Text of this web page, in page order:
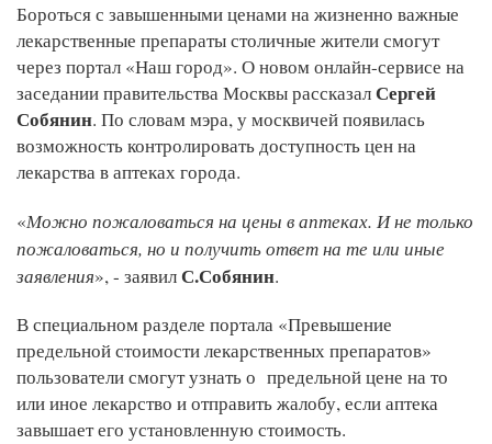
Бороться с завышенными ценами на жизненно важные
лекарственные препараты столичные жители смогут
через портал «Наш город». О новом онлайн-сервисе на
заседании правительства Москвы рассказалСергей
Собянин. По словам мэра, у москвичей появилась
возможность контролировать доступность цен на
лекарства в аптеках города.
«Можно пожаловаться на цены в аптеках. И не только
пожаловаться, но и получить ответ на те или иные
заявления», - заявилС.Собянин.
В специальном разделе портала «Превышение
предельной стоимости лекарственных препаратов»
пользователи смогут узнать о предельной цене на то
или иное лекарство и отправить жалобу, если аптека
завышает его установленную стоимость.